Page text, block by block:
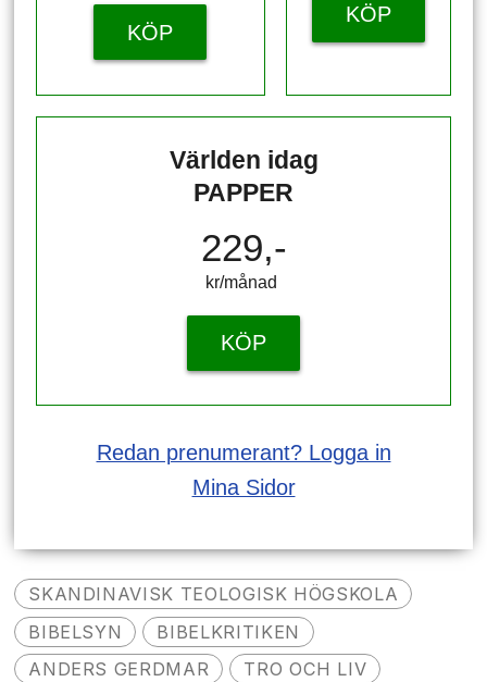
KÖP
KÖP
Världen idag
PAPPER
229,-
kr/månad ​​​​​​
KÖP
Redan prenumerant? Logga in
Mina Sidor
SKANDINAVISK TEOLOGISK HÖGSKOLA
BIBELSYN
BIBELKRITIKEN
ANDERS GERDMAR
TRO OCH LIV